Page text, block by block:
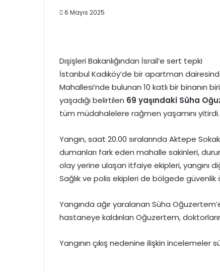
6 Mayıs 2025
Dışişleri Bakanlığından İsrail’e sert tepki
İstanbul Kadıköy’de bir apartman
Mahallesi’nde bulunan 10 katlı bir binanın
yaşadığı belirtilen 69 yaşındaki Süha
tüm müdahalelere rağmen yaşamını yitirdi.
Yangın, saat 20.00 sıralarında Aktepe
dumanları fark eden mahalle sakinleri,
olay yerine ulaşan itfaiye ekipleri, yangını
Sağlık ve polis ekipleri de bölgede güvenlik
Yangında ağır yaralanan Süha
hastaneye kaldırılan Oğuzertem,
Yangının çıkış nedenine ilişkin incelemeler